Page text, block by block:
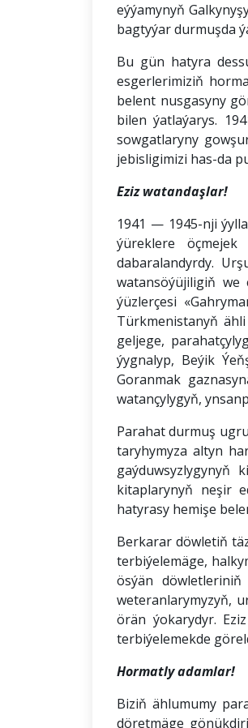
eýýamynyň
bagtyýar durmuşda
Bu gün hatyra
esgerlerimiziň
belent nusgasyny
bilen ýatlaýarys.
sowgatlaryny
jebisligimizi has-da
Eziz watandaşlar!
1941 — 1945-nji
ýüreklere öçmejek
dabaralandyrdy.
watansöýüjiligiň we
ýüzlerçesi
Türkmenistanyň
geljege,
ýygnalyp, Beýik
Goranmak
watançylygyň,
Parahat durmuş
taryhymyza altyn
gaýduwsyzlygynyň
kitaplarynyň neşir
hatyrasy hemişe
Berkarar döwletiň
terbiýelemäge,
ösýän
weteranlarymyzyň,
örän ýokarydyr.
terbiýelemekde
Hormatly adamlar!
Biziň ählumumy
döretmäge